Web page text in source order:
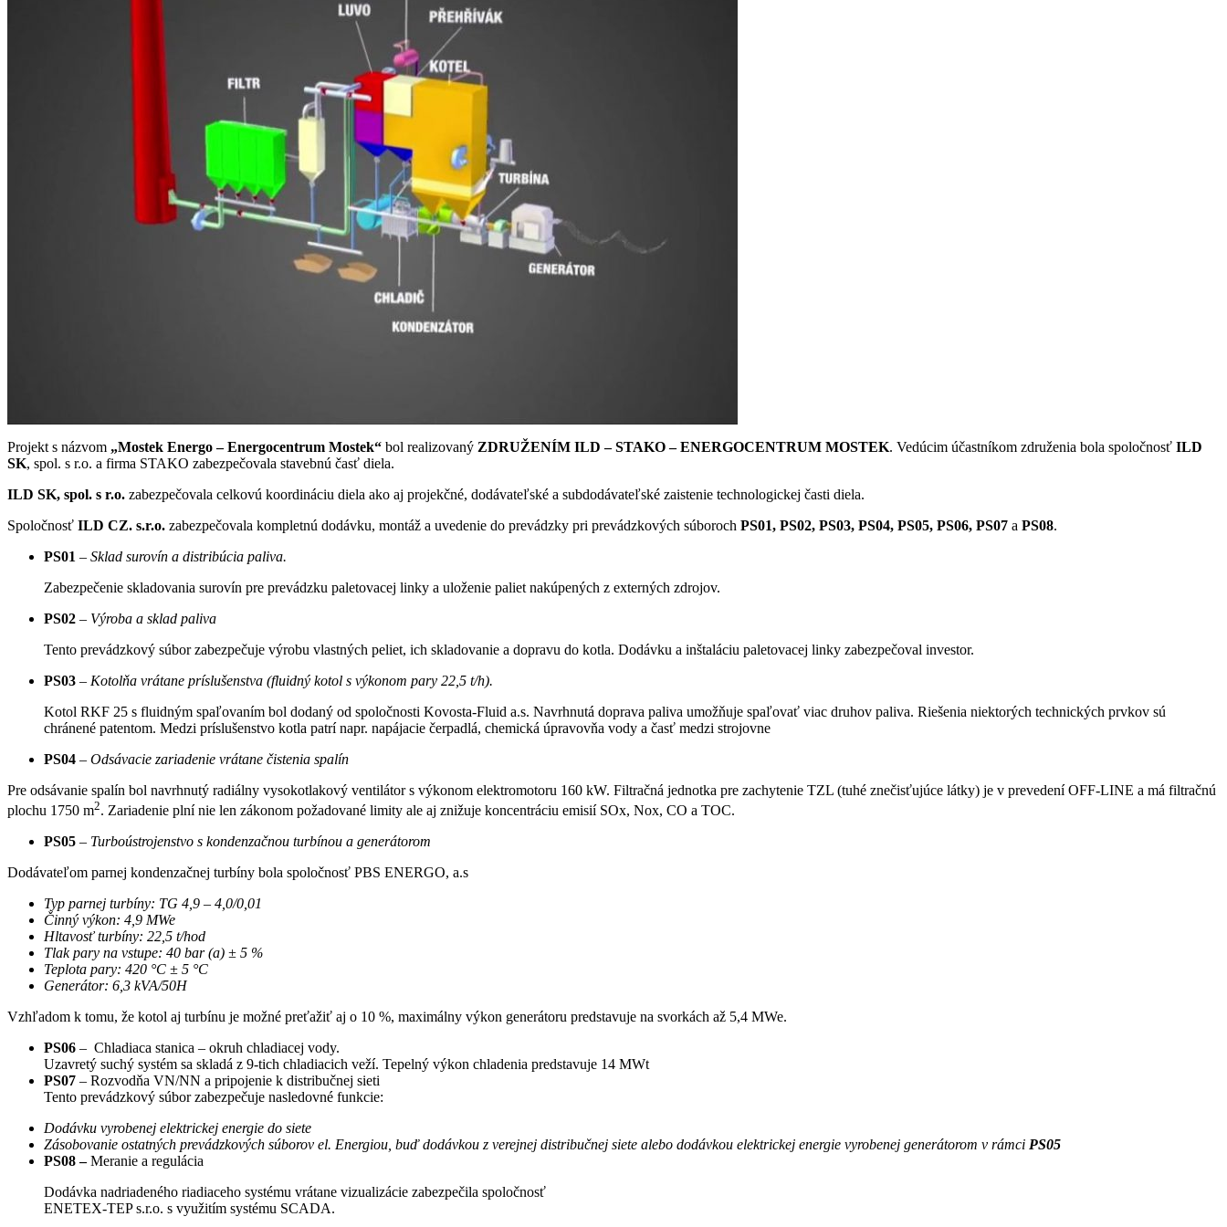
Projekt s názvom „Mostek Energo – Energocentrum Mostek“ bol realizovaný ZDRUŽENÍM ILD – STAKO – ENERGOCENTRUM MOSTEK. Vedúcim účastníkom združenia bola spoločnosť ILD
SK, spol. s r.o. a firma STAKO zabezpečovala stavebnú časť diela.
ILD SK, spol. s r.o. zabezpečovala celkovú koordináciu diela ako aj projekčné, dodávateľské a subdodávateľské zaistenie technologickej časti diela.
Spoločnosť ILD CZ. s.r.o. zabezpečovala kompletnú dodávku, montáž a uvedenie do prevádzky pri prevádzkových súboroch PS01, PS02, PS03, PS04, PS05, PS06, PS07 a PS08.
PS01 – Sklad surovín a distribúcia paliva.
Zabezpečenie skladovania surovín pre prevádzku paletovacej linky a uloženie paliet nakúpených z externých zdrojov.
PS02 – Výroba a sklad paliva
Tento prevádzkový súbor zabezpečuje výrobu vlastných peliet, ich skladovanie a dopravu do kotla. Dodávku a inštaláciu paletovacej linky zabezpečoval investor.
PS03 – Kotolňa vrátane príslušenstva (fluidný kotol s výkonom pary 22,5 t/h).
Kotol RKF 25 s fluidným spaľovaním bol dodaný od spoločnosti Kovosta-Fluid a.s. Navrhnutá doprava paliva umožňuje spaľovať viac druhov paliva. Riešenia niektorých technických prvkov sú
chránené patentom. Medzi príslušenstvo kotla patrí napr. napájacie čerpadlá, chemická úpravovňa vody a časť medzi strojovne
PS04 – Odsávacie zariadenie vrátane čistenia spalín
Pre odsávanie spalín bol navrhnutý radiálny vysokotlakový ventilátor s výkonom elektromotoru 160 kW. Filtračná jednotka pre zachytenie TZL (tuhé znečisťujúce látky) je v prevedení OFF-LINE a má filtračnú
plochu 1750 m2. Zariadenie plní nie len zákonom požadované limity ale aj znižuje koncentráciu emisií SOx, Nox, CO a TOC.
PS05 – Turboústrojenstvo s kondenzačnou turbínou a generátorom
Dodávateľom parnej kondenzačnej turbíny bola spoločnosť PBS ENERGO, a.s
Typ parnej turbíny: TG 4,9 – 4,0/0,01
Činný výkon: 4,9 MWe
Hltavosť turbíny: 22,5 t/hod
Tlak pary na vstupe: 40 bar (a) ± 5 %
Teplota pary: 420 °C ± 5 °C
Generátor: 6,3 kVA/50H
Vzhľadom k tomu, že kotol aj turbínu je možné preťažiť aj o 10 %, maximálny výkon generátoru predstavuje na svorkách až 5,4 MWe.
PS06 – Chladiaca stanica – okruh chladiacej vody.
Uzavretý suchý systém sa skladá z 9-tich chladiacich veží. Tepelný výkon chladenia predstavuje 14 MWt
PS07 – Rozvodňa VN/NN a pripojenie k distribučnej sieti
Tento prevádzkový súbor zabezpečuje nasledovné funkcie:
Dodávku vyrobenej elektrickej energie do siete
Zásobovanie ostatných prevádzkových súborov el. Energiou, buď dodávkou z verejnej distribučnej siete alebo dodávkou elektrickej energie vyrobenej generátorom v rámci PS05
PS08 –Meranie a regulácia
Dodávka nadriadeného riadiaceho systému vrátane vizualizácie zabezpečila spoločnosť
ENETEX-TEP s.r.o. s využitím systému SCADA.